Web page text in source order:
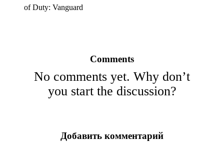
of Duty: Vanguard
Comments
No comments yet. Why don’t
you start the discussion?
Добавить комментарий